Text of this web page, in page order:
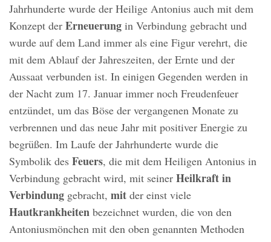
Jahrhunderte wurde der Heilige Antonius auch mit dem
Konzept der Erneuerung in Verbindung gebracht und
wurde auf dem Land immer als eine Figur verehrt, die
mit dem Ablauf der Jahreszeiten, der Ernte und der
Aussaat verbunden ist. In einigen Gegenden werden in
der Nacht zum 17. Januar immer noch Freudenfeuer
entzündet, um das Böse der vergangenen Monate zu
verbrennen und das neue Jahr mit positiver Energie zu
begrüßen. Im Laufe der Jahrhunderte wurde die
Symbolik des Feuers, die mit dem Heiligen Antonius in
Verbindung gebracht wird, mit seiner Heilkraft in
Verbindung gebracht, mit der einst viele
Hautkrankheiten bezeichnet wurden, die von den
Antoniusmönchen mit den oben genannten Methoden